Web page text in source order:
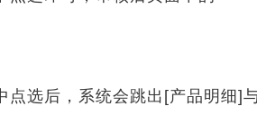
选后，系统会跳出[产品明细]